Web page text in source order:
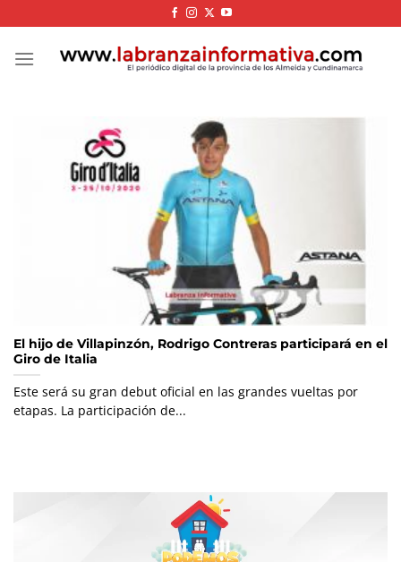
to
content
El hijo de Villapinzón, Rodrigo Contreras participará en el
Giro de Italia
Este será su gran debut oficial en las grandes vueltas por
etapas. La participación de...